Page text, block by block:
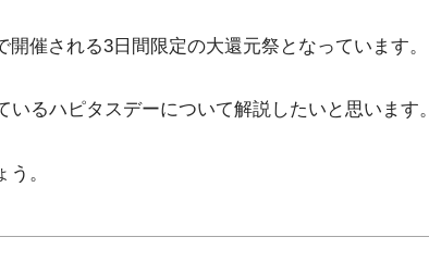
催される3日間限定の大還元祭となっています。
るハピタスデーについて解説したいと思います。
。